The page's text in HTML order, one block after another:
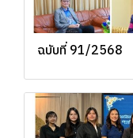
ฉบับที่ 91/2568